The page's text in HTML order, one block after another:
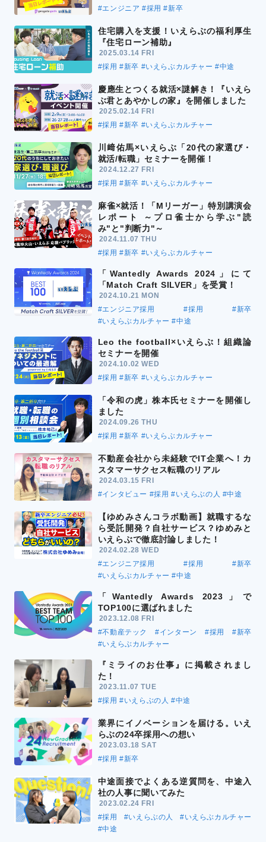
#エンジニア #採用 #新卒
住宅購入を支援！いえらぶの福利厚生
『住宅ローン補助』
2025.03.14 FRI
#採用 #新卒 #いえらぶカルチャー #中途
慶應生とつくる就活×謎解き！『いえら
ぶ君とあやかしの家』を開催しました
2025.02.14 FRI
#採用 #新卒 #いえらぶカルチャー
川﨑佑馬×いえらぶ「20代の家選び・
就活/転職」セミナーを開催！
2024.12.27 FRI
#採用 #新卒 #いえらぶカルチャー
麻雀×就活！「Mリーガー」特別講演会
レポート ～プロ雀士から学ぶ"読
み"と"判断力"～
2024.11.07 THU
#採用 #新卒 #いえらぶカルチャー
「Wantedly Awards 2024」にて
「Match Craft SILVER」を受賞！
2024.10.21 MON
#エンジニア採用
#採用
#新卒
#いえらぶカルチャー #中途
Leo the football×いえらぶ！組織論
セミナーを開催
2024.10.02 WED
#採用 #新卒 #いえらぶカルチャー
「令和の虎」株本氏セミナーを開催し
ました
2024.09.26 THU
#採用 #新卒 #いえらぶカルチャー
不動産会社から未経験でIT企業へ！カ
スタマーサクセス転職のリアル
2024.03.15 FRI
#インタビュー #採用 #いえらぶの人 #中途
【ゆめみさんコラボ動画】就職するな
ら受託開発？自社サービス？ゆめみと
いえらぶで徹底討論しました！
2024.02.28 WED
#エンジニア採用
#採用
#新卒
#いえらぶカルチャー #中途
「Wantedly Awards 2023」で
TOP100に選ばれました
2023.12.08 FRI
#不動産テック
#インターン #採用
#新卒
#いえらぶカルチャー
『ミライのお仕事』に掲載されまし
た！
2023.11.07 TUE
#採用 #いえらぶの人 #中途
業界にイノベーションを届ける。いえ
らぶの24卒採用への想い
2023.03.18 SAT
#採用 #新卒
中途面接でよくある逆質問を、中途入
社の人事に聞いてみた
2023.02.24 FRI
#採用
#いえらぶの人
#いえらぶカルチャー
#中途